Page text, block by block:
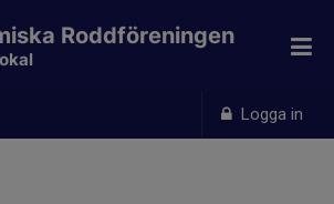
Logga in
Roddföreningen